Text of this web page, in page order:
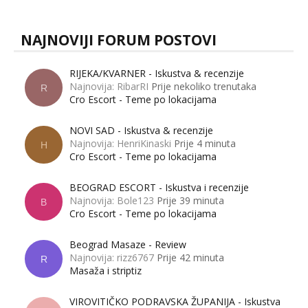
NAJNOVIJI FORUM POSTOVI
R
RIJEKA/KVARNER - Iskustva & recenzije
Najnovija: RibarRI Prije nekoliko trenutaka
Cro Escort - Teme po lokacijama
H
NOVI SAD - Iskustva & recenzije
Najnovija: HenriKinaski Prije 4 minuta
Cro Escort - Teme po lokacijama
B
BEOGRAD ESCORT - Iskustva i recenzije
Najnovija: Bole123 Prije 39 minuta
Cro Escort - Teme po lokacijama
R
Beograd Masaze - Review
Najnovija: rizz6767 Prije 42 minuta
Masaža i striptiz
VIROVITIČKO PODRAVSKA ŽUPANIJA - Iskustva